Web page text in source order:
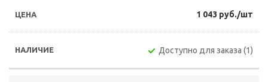
1 043 руб./шт
Доступно для заказа (1)